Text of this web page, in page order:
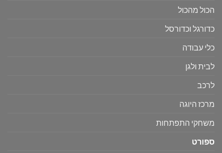
הכול מהכול
כדורגל וכדורסל
כלי עבודה
לבית ולגן
לרכב
מרכז היוגה
משחקי התפתחות
ספורט